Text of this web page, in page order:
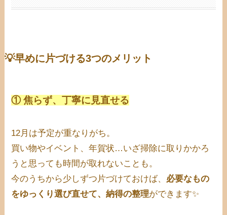
💡早めに片づける3つのメリット
① 焦らず、丁寧に見直せる
12月は予定が重なりがち。
買い物やイベント、年賀状…いざ掃除に取りかかろ
うと思っても時間が取れないことも。
今のうちから少しずつ片づけておけば、 必要なもの
をゆっくり選び直せて、納得の整理ができます✨